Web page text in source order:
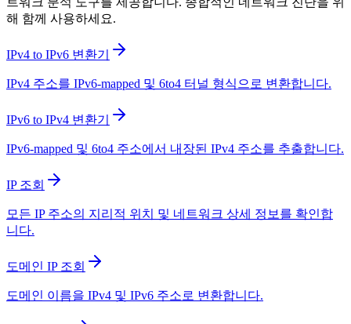
해 함께 사용하세요.
IPv4 to IPv6 변환기
IPv4 주소를 IPv6-mapped 및 6to4 터널 형식으로 변환합니다.
IPv6 to IPv4 변환기
IPv6-mapped 및 6to4 주소에서 내장된 IPv4 주소를 추출합니다.
IP 조회
모든 IP 주소의 지리적 위치 및 네트워크 상세 정보를 확인합
니다.
도메인 IP 조회
도메인 이름을 IPv4 및 IPv6 주소로 변환합니다.